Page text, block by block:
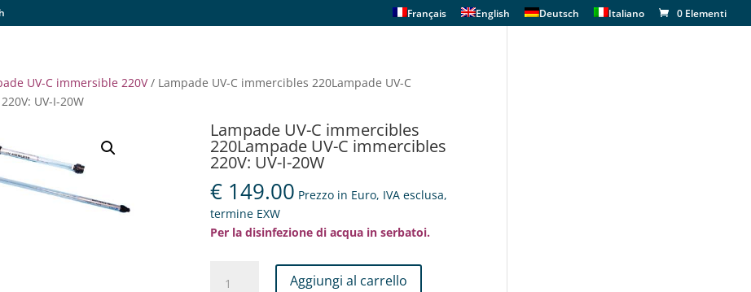
Français English Deutsch Italiano 0 Elementi
UV-C immersible 220V/ Lampade UV-C immercibles 220Lampade UV-C
UV-I-20W
Lampade UV-C immercibles
220Lampade UV-C immercibles
220V: UV-I-20W
€149.00 Prezzo in Euro, IVA esclusa,
termine EXW
Per la disinfezione di acqua in serbatoi.
Aggiungi al carrello